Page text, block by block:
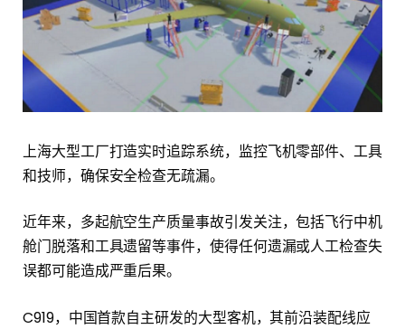
上海大型工厂打造实时追踪系统，监控飞机零部件、工具
和技师，确保安全检查无疏漏。
近年来，多起航空生产质量事故引发关注，包括飞行中机
舱门脱落和工具遗留等事件，使得任何遗漏或人工检查失
误都可能造成严重后果。
C919，中国首款自主研发的大型客机，其前沿装配线应